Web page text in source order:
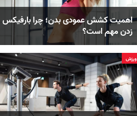
اهمیت کشش عمودی بدن؛ چرا بارفیکس
زدن مهم است؟
ورزش